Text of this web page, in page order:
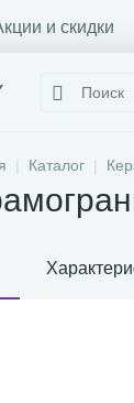
и скидки
Каталог